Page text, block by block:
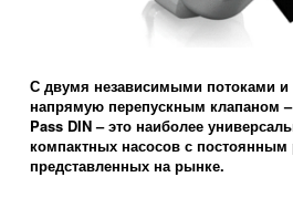
С двумя независимыми потоками
напрямую перепускным клапаном –
Pass DIN – это наиболее
компактных насосов с
представленных на рынке.